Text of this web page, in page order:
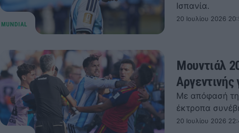
Ισπανία.
20 Ιουλίου 2026
Μουντιάλ
Αργεντινής
Με απόφασή
έκτροπα
20 Ιουλίου 2026